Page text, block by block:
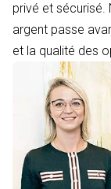
privé et
argent passe
et la qualité des